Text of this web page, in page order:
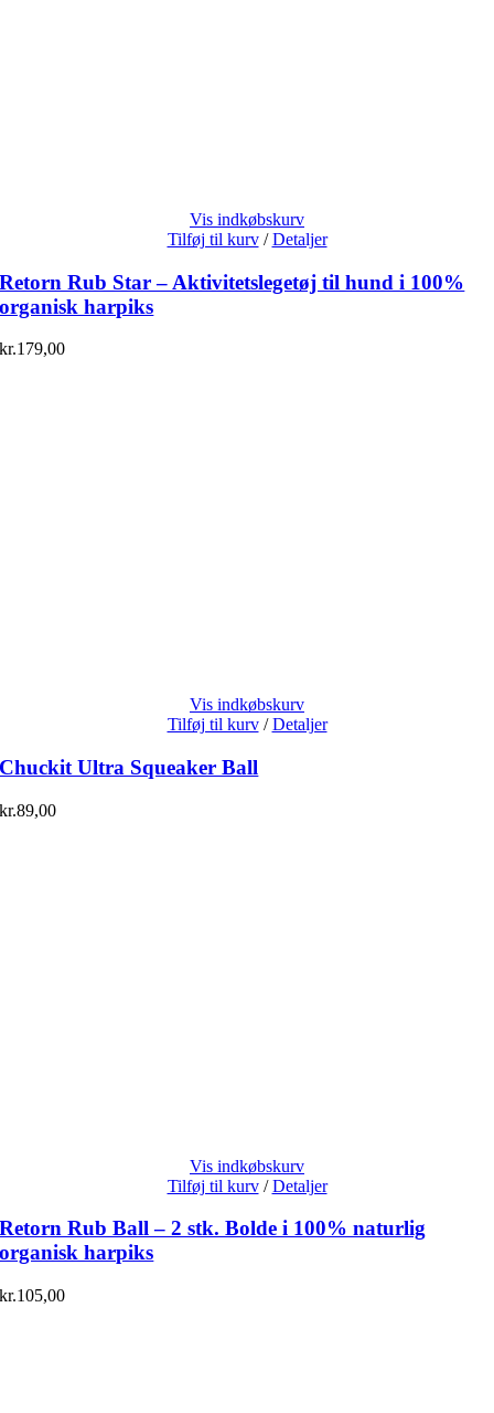
Vis indkøbskurv
Tilføj til kurv / Detaljer
Retorn Rub Star – Aktivitetslegetøj til hund i 100%
organisk harpiks
kr.179,00
Vis indkøbskurv
Tilføj til kurv / Detaljer
Chuckit Ultra Squeaker Ball
kr.89,00
Vis indkøbskurv
Tilføj til kurv / Detaljer
Retorn Rub Ball – 2 stk. Bolde i 100% naturlig
organisk harpiks
kr.105,00